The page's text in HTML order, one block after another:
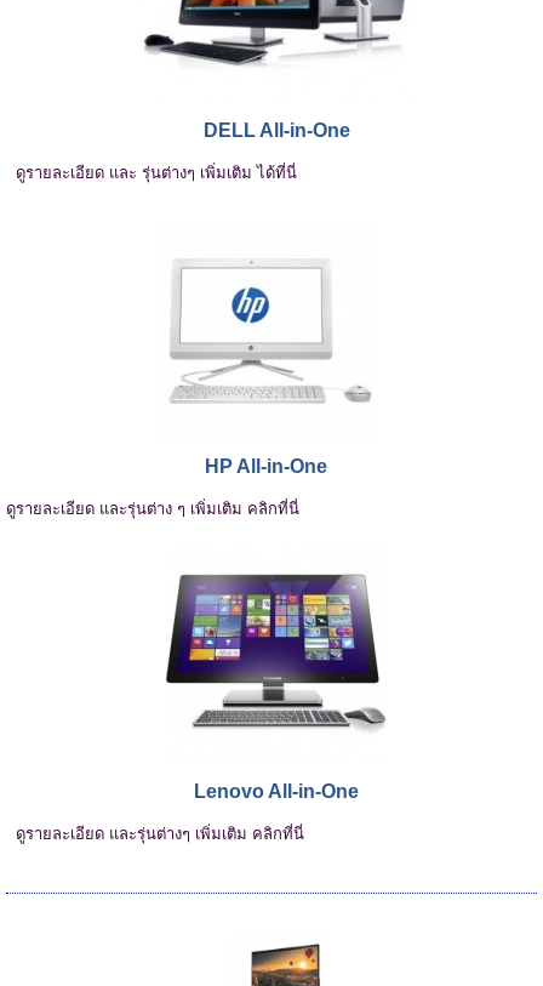
DELL All-in-One
ดูรายละเอียด และ รุ่นต่างๆ เพิ่มเติม ได้ที่นี่
HP All-in-One
ดูรายละเอียด และรุ่นต่าง ๆ เพิ่มเติม คลิกที่นี่
Lenovo All-in-One
ดูรายละเอียด และรุ่นต่างๆ เพิ่มเติม คลิกที่นี่